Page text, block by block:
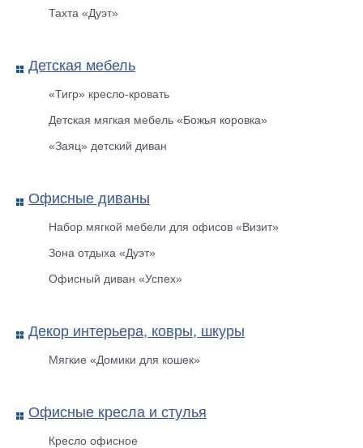
Межкомнатная дверь Элиза М
ДО Беленый дуб
Тахта «Дуэт»
Детская мебель
«Тигр» кресло-кровать
Детская мягкая мебель «Божья коровка»
«Заяц» детский диван
Офисные диваны
Набор мягкой мебели для офисов «Визит»
Зона отдыха «Дуэт»
Офисный диван «Успех»
Декор интерьера, ковры, шкуры
Мягкие «Домики для кошек»
Офисные кресла и стулья
Кресло офисное